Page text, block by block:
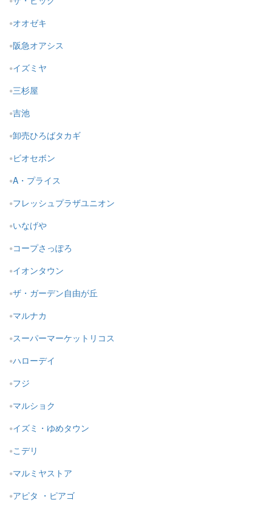
オオゼキ
阪急オアシス
イズミヤ
三杉屋
吉池
卸売ひろばタカギ
ビオセボン
A・プライス
フレッシュプラザユニオン
いなげや
コープさっぽろ
イオンタウン
ザ・ガーデン自由が丘
マルナカ
スーパーマーケットリコス
ハローデイ
フジ
マルショク
イズミ・ゆめタウン
こデリ
マルミヤストア
アピタ ・ピアゴ